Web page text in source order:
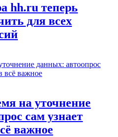
hh.ru теперь
для всех
на уточнение
сам узнает
важное